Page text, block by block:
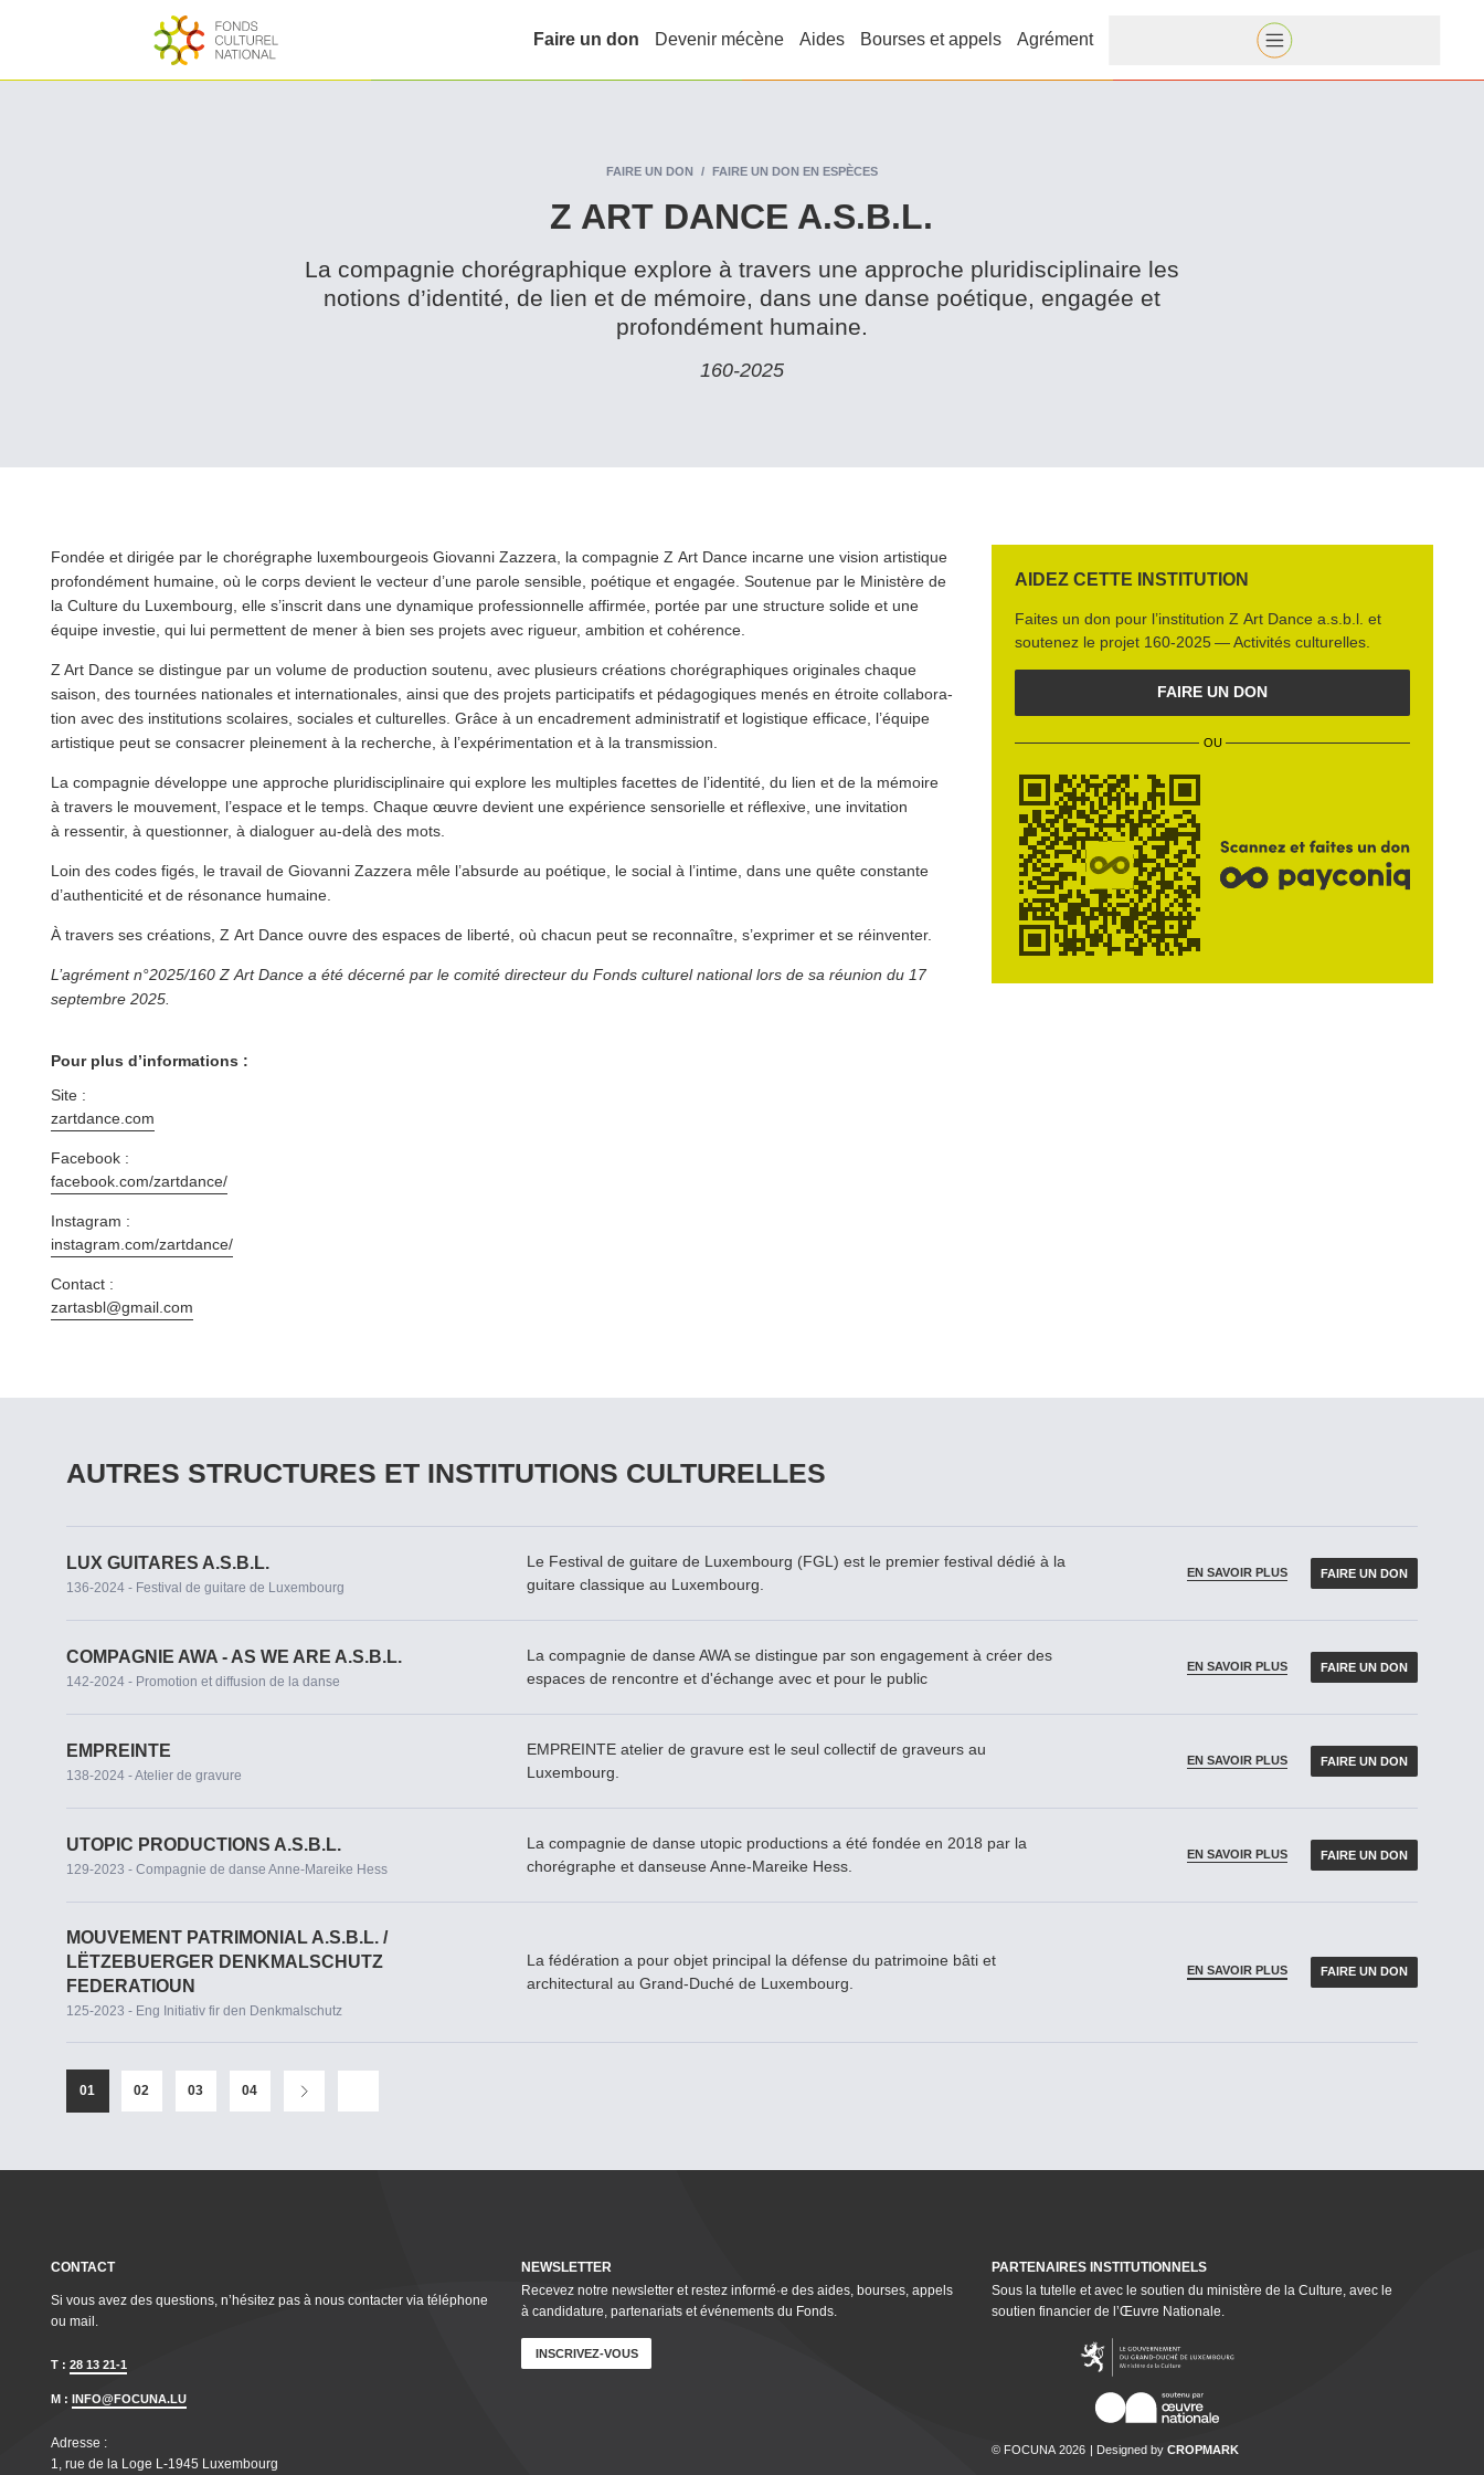
Faire un don Devenir mécène Aides Bourses et appels Agrément
FAIRE UN DON FAIRE UN DON EN ESPÈCES
Z ART DANCE A.S.B.L.
La compagnie choré­graphique explore à travers une approche pluridis­ci­plinaire les
notions d’identité, de lien et de mémoire, dans une danse poétique, engagée et
profondément humaine.
160‑2025
Fondée et dirigée par le chorégraphe lux­em­bour­geois Giovanni Zazzera, la compagnie Z Art Dance incarne une vision artistique
pro­fondé­ment humaine, où le corps devient le vecteur d’une parole sensible, poétique et engagée. Soutenue par le Ministère de
la Culture du Luxembourg, elle s’inscrit dans une dynamique pro­fes­sion­nelle affirmée, portée par une structure solide et une
équipe investie, qui lui permettent de mener à bien ses projets avec rigueur, ambition et cohérence.
Z Art Dance se distingue par un volume de production soutenu, avec plusieurs créations choré­graphiques originales chaque
saison, des tournées nationales et inter­na­tionales, ainsi que des projets par­tic­i­pat­ifs et péd­a­gogiques menés en étroite col­lab­o­ra­
tion avec des insti­tu­tions scolaires, sociales et culturelles. Grâce à un encadrement admin­is­tratif et logistique efficace, l’équipe
artistique peut se consacrer pleinement à la recherche, à l’ex­péri­men­ta­tion et à la transmission.
La compagnie développe une approche pluridis­ci­plinaire qui explore les multiples facettes de l’identité, du lien et de la mémoire
à travers le mouvement, l’espace et le temps. Chaque œuvre devient une expérience sensorielle et réflexive, une invitation
à ressentir, à questionner, à dialoguer au-delà des mots.
Loin des codes figés, le travail de Giovanni Zazzera mêle l’absurde au poétique, le social à l’intime, dans une quête constante
d’au­then­tic­ité et de résonance humaine.
À travers ses créations, Z Art Dance ouvre des espaces de liberté, où chacun peut se reconnaître, s’exprimer et se réinventer.
L’agrément n°2025/160 Z Art Dance a été décerné par le comité directeur du Fonds culturel national lors de sa réunion du 17
septembre 2025.
Pour plus d’informations :
Site :
zartdance​.com
Facebook :
facebook​.com/​z​a​r​t​d​ance/
Instagram :
instagram​.com/​z​a​r​t​d​ance/
Contact :
zartasbl@​gmail.​com
AIDEZ CETTE INSTITUTION
Faites un don pour l’institutionZ Art Dance a.s.b.l. et
soutenez le projet 160‑2025 — Activités culturelles
FAIRE UN DON
OU
AUTRES STRUCTURES ET INSTITUTIONS CULTURELLES
LUX GUITARES A.S.B.L.
136-2024 - Festival de guitare de Luxembourg
Le Festival de guitare de Luxembourg (FGL) est le premier festival dédié à la
guitare classique au Luxembourg.
EN SAVOIR PLUS FAIRE UN DON
COMPAGNIE AWA - AS WE ARE A.S.B.L.
142-2024 - Promotion et diffusion de la danse
La compagnie de danse AWA se distingue par son engagement à créer des
espaces de rencontre et d'échange avec et pour le public
EN SAVOIR PLUS FAIRE UN DON
EMPREINTE
138-2024 - Atelier de gravure
EMPREINTE atelier de gravure est le seul collectif de graveurs au
Luxembourg.
EN SAVOIR PLUS FAIRE UN DON
UTOPIC PRODUCTIONS A.S.B.L.
129-2023 - Compagnie de danse Anne-Mareike Hess
La compagnie de danse utopic productions a été fondée en 2018 par la
chorégraphe et danseuse Anne-Mareike Hess.
EN SAVOIR PLUS FAIRE UN DON
MOUVEMENT PATRIMONIAL A.S.B.L. /
LËTZEBUERGER DENKMALSCHUTZ
FEDERATIOUN
125-2023 - Eng Initiativ fir den Denkmalschutz
La fédération a pour objet principal la défense du patrimoine bâti et
architectural au Grand-­Duché de Luxembourg.
EN SAVOIR PLUS FAIRE UN DON
01 02 03 04
CONTACT
Si vous avez des questions, n’hésitez pas à nous contacter via téléphone
ou mail.
T : 28 13 21-1
M : INFO@FOCUNA.LU
Adresse :
1, rue de la Loge L‑1945 Luxembourg
NEWSLETTER
Recevez notre newsletter et restez informé·e des aides, bourses, appels
à candidature, parte­nar­i­ats et événements du Fonds.
INSCRIVEZ-VOUS
PARTENAIRES INSTI­TU­TION­NELS
Sous la tutelle et avec le soutien du ministère de la Culture, avec le
soutien financier de l’Œuvre Nationale.
© FOCUNA 2026 Designed byCROPMARK